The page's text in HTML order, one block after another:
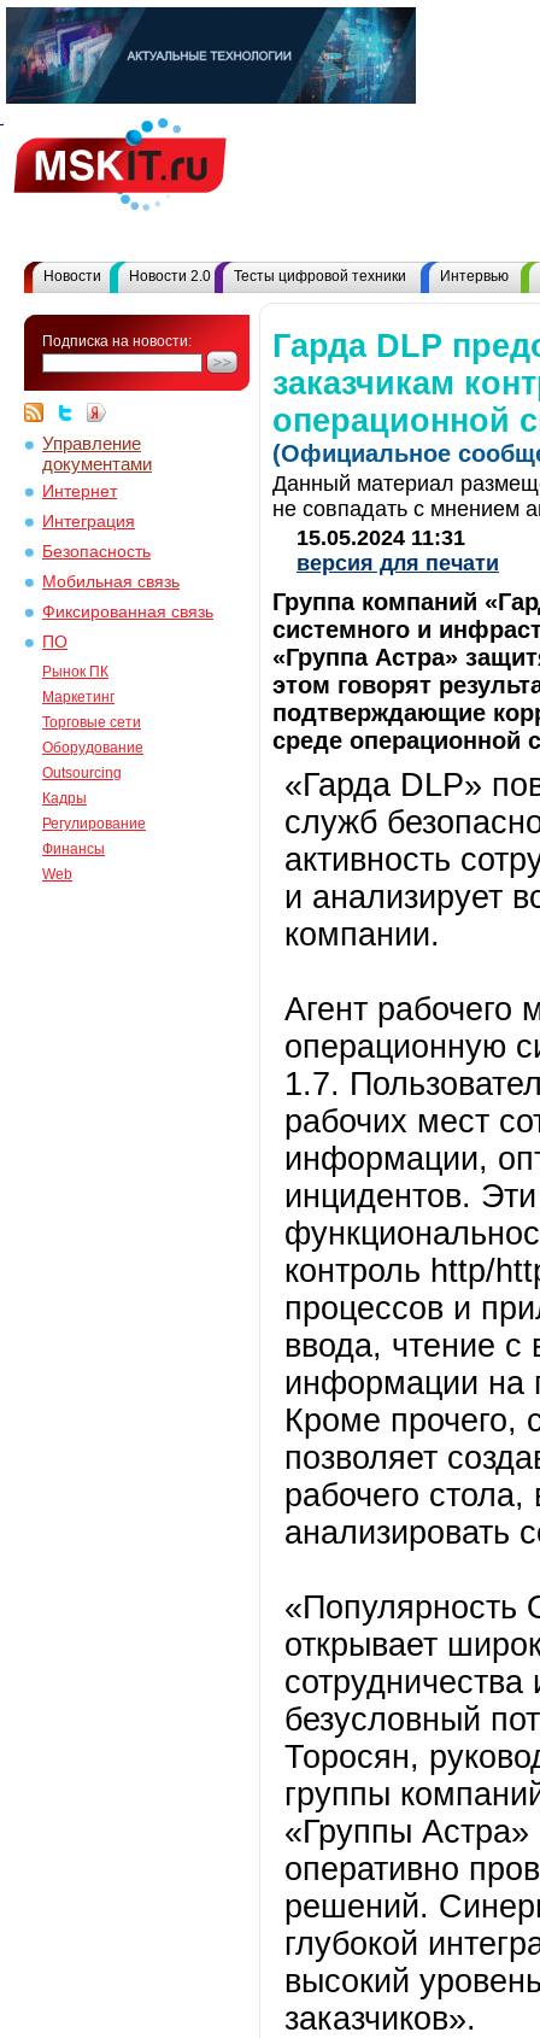
Новости Новости 2.0 Тесты цифровой техники Интервью
Подписка на новости:
Управление
документами
Интернет
Интеграция
Безопасность
Мобильная связь
Фиксированная связь
ПО
Рынок ПК
Маркетинг
Торговые сети
Оборудование
Outsourcing
Кадры
Регулирование
Финансы
Web
Гарда DLP
заказчикам
операционной
(Официальное
Данный материал
не совпадать с мнением
15.05.2024 11:31
версия для печати
Группа компаний
системного и
«Группа Астра»
этом говорят
подтверждающие
среде операционной
«Гарда DLP»
служб
активность
и анализирует
компании.
Агент рабочего
операционную
1.7.
рабочих мест
информации,
инцидентов.
контроль http/
процессов и
ввода, чтение с
информации на
Кроме прочего,
позволяет
рабочего
анализировать
открывает
сотрудничества
безусловный
Торосян,
группы
«Группы
оперативно
решений.
глубокой
высокий
заказчиков».